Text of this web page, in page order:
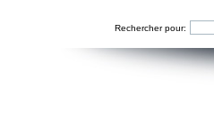
Rechercher pour: